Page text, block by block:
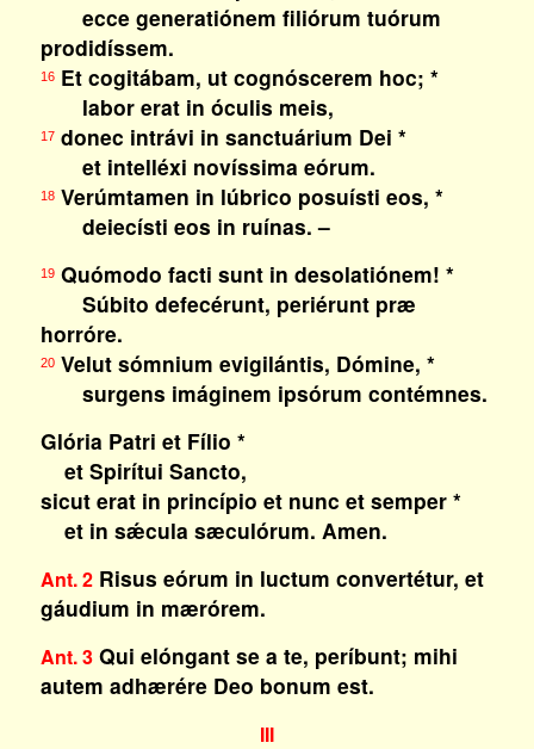
ecce generatiónem filiórum tuórum
prodidíssem.
16Et cogitábam, ut cognóscerem hoc; *
labor erat in óculis meis,
17donec intrávi in sanctuárium Dei *
et intelléxi novíssima eórum.
18Verúmtamen in lúbrico posuísti eos, *
deiecísti eos in ruínas. –
19Quómodo facti sunt in desolatiónem! *
Súbito defecérunt, periérunt præ
horróre.
20Velut sómnium evigilántis, Dómine, *
surgens imáginem ipsórum contémnes.
Glória Patri et Fílio *
et Spirítui Sancto,
sicut erat in princípio et nunc et semper *
et in sǽcula sæculórum. Amen.
Ant. 2Risus eórum in luctum convertétur, et
gáudium in mærórem.
Ant. 3Qui elóngant se a te, períbunt; mihi
autem adhærére Deo bonum est.
III